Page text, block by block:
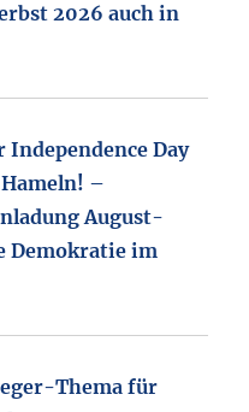
2026 auch in
Day
–
August-
Demokratie im
Thema für